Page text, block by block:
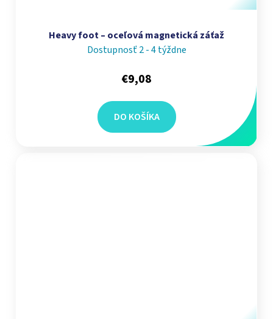
Heavy foot – oceľová magnetická záťaž
Dostupnosť 2 - 4 týždne
€9,08
DO KOŠÍKA